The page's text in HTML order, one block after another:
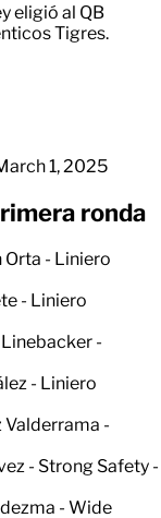
eligió al QB
Tigres.
1, 2025
ronda
Orta - Liniero
- Liniero
-
- Liniero
-
- Strong Safety -
- Wide